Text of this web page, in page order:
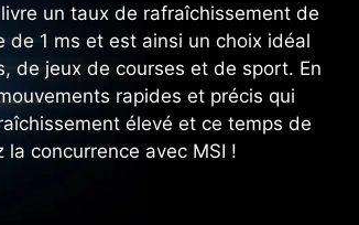
un taux de rafraîchissement de
de 1 ms et est ainsi un choix idéal
de jeux de courses et de sport. En
rapides et précis qui
élevé et ce temps de
concurrence avec MSI !